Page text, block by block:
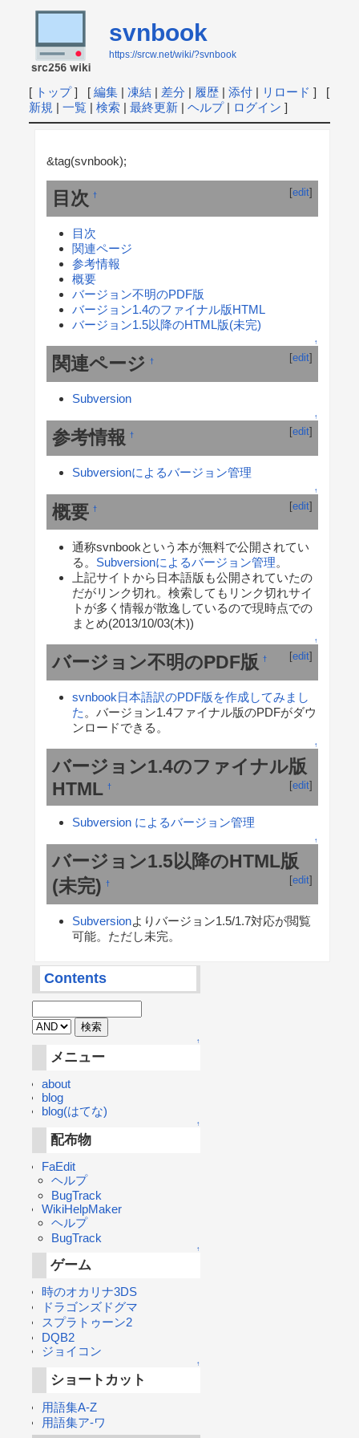
svnbook
https://srcw.net/wiki/?svnbook
[ トップ] [ 編集| 凍結| 差分 | 履歴| 添付| リロード ] [
新規 | 一覧| 検索| 最終更新| ヘルプ| ログイン ]
&tag(svnbook);
目次 † [edit]
目次
関連ページ
参考情報
概要
バージョン不明のPDF版
バージョン1.4のファイナル版HTML
バージョン1.5以降のHTML版(未完)
↑
関連ページ † [edit]
Subversion
↑
参考情報 † [edit]
Subversionによるバージョン管理
↑
概要 † [edit]
通称svnbookという本が無料で公開されてい
る。 Subversionによるバージョン管理。
上記サイトから日本語版も公開されていたの
だがリンク切れ。検索してもリンク切れサイ
トが多く情報が散逸しているので現時点での
まとめ(2013/10/03(木))
↑
バージョン不明のPDF版 † [edit]
svnbook日本語訳のPDF版を作成してみまし
た 。バージョン1.4ファイナル版のPDFがダウ
ンロードできる。
↑
バージョン1.4のファイナル版
HTML † [edit]
Subversion によるバージョン管理
↑
バージョン1.5以降のHTML版
(未完) † [edit]
Subversionよりバージョン1.5/1.7対応が閲覧
可能。ただし未完。
Contents
↑
メニュー
about
blog
blog(はてな)
↑
配布物
FaEdit
ヘルプ
BugTrack
WikiHelpMaker
ヘルプ
BugTrack
↑
ゲーム
時のオカリナ3DS
ドラゴンズドグマ
スプラトゥーン2
DQB2
ジョイコン
↑
ショートカット
用語集A-Z
用語集ア-ワ